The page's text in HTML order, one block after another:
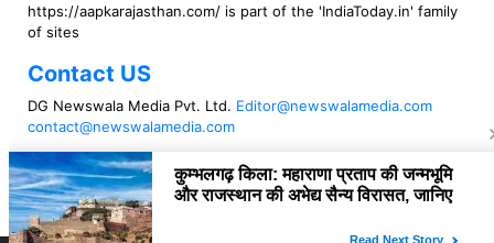
https://aapkarajasthan.com/ is part of the 'IndiaToday.in' family
of sites
Contact US
DG Newswala Media Pvt. Ltd. Editor@newswalamedia.com
contact@newswalamedia.com
Follow US